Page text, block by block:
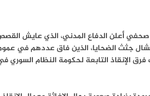
أعلن الدفاع المدني، الذي عايش القصص